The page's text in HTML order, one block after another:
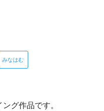
みなはむ
グ作品です。